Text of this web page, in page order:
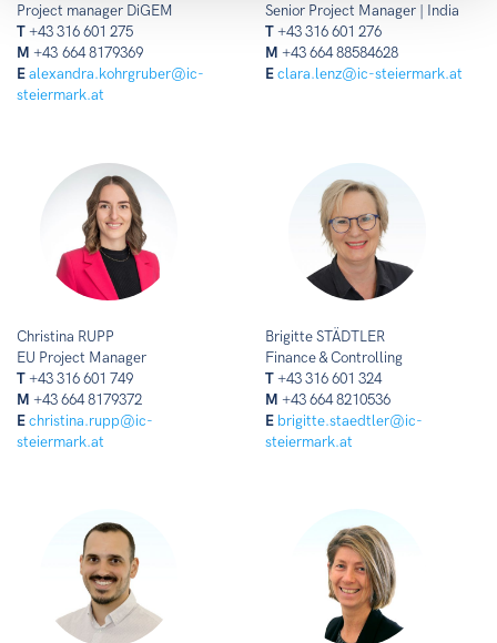
Project manager DiGEM
T+43 316 601 275
M +43 664 8179369
Ealexandra.kohrgruber@ic-
steiermark.at
Senior Project Manager | India
T+43 316 601 276
M +43 664 88584628
Eclara.lenz@ic-steiermark.at
Christina RUPP
EU Project Manager
T+43 316 601 749
M +43 664 8179372
Echristina.rupp@ic-
steiermark.at
Brigitte STÄDTLER
Finance & Controlling
T+43 316 601 324
M +43 664 8210536
E brigitte.staedtler@ic-
steiermark.at